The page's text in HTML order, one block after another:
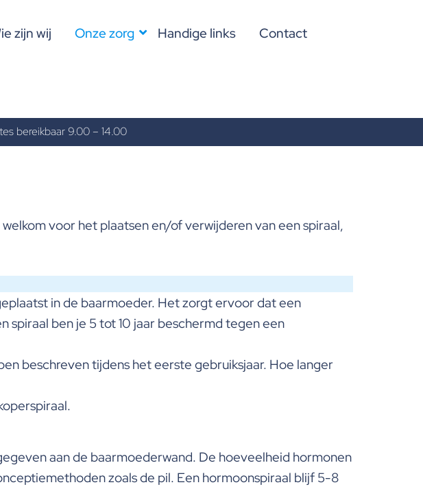
zijn wij Onze zorg Handige links Contact
bereikbaar 9.00 – 14.00
voor het plaatsen en/of verwijderen van een spiraal,
in de baarmoeder. Het zorgt ervoor dat een
ben je 5 tot 10 jaar beschermd tegen een
beschreven tijdens het eerste gebruiksjaar. Hoe langer
aan de baarmoederwand. De hoeveelheid hormonen
zoals de pil. Een hormoonspiraal blijf 5-8